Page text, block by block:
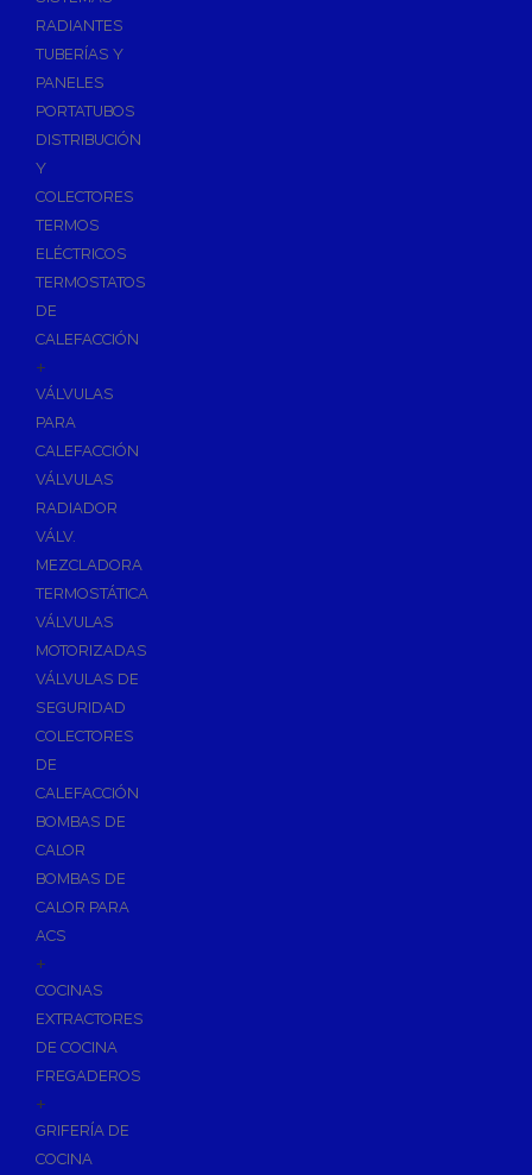
Ósmosis con Depósito
Recambios de Ósmosis
Grifería de Ósmosis
Regulación y Dosificación de Agua
RADIANTES
TUBERÍAS Y
PANELES
PORTATUBOS
DISTRIBUCIÓN
Y
COLECTORES
TERMOS
ELÉCTRICOS
TERMOSTATOS
DE
CALEFACCIÓN
+
VÁLVULAS
PARA
CALEFACCIÓN
VÁLVULAS
RADIADOR
VÁLV.
MEZCLADORA
TERMOSTÁTICA
VÁLVULAS
MOTORIZADAS
VÁLVULAS DE
SEGURIDAD
COLECTORES
DE
CALEFACCIÓN
BOMBAS DE
CALOR
BOMBAS DE
CALOR PARA
ACS
+
COCINAS
EXTRACTORES
DE COCINA
FREGADEROS
+
GRIFERÍA DE
COCINA